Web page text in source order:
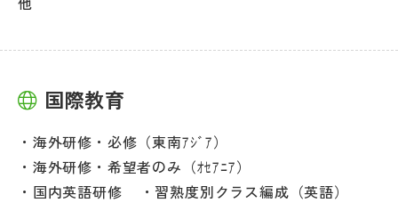
国際教育
海外研修・必修（東南ｱｼﾞｱ）
海外研修・希望者のみ（ｵｾｱﾆｱ）
国内英語研修
習熟度別クラス編成（英語）